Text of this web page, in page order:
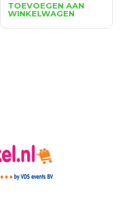
prijs
was:
€405.35.
prijs
is:
€291.85.
TOEVOEGEN AAN
WINKELWAGEN